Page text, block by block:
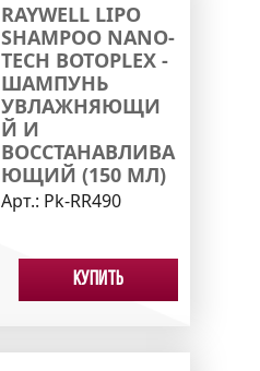
RAYWELL LIPO
SHAMPOO NANO-
TECH BOTOPLEX -
ШАМПУНЬ
УВЛАЖНЯЮЩИ
Й И
ВОССТАНАВЛИВА
ЮЩИЙ (150 МЛ)
Арт.: Pk-RR490
Купить